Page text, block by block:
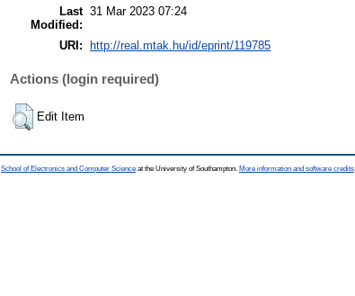
Last
Modified:
31 Mar 2023 07:24
URI: http://real.mtak.hu/id/eprint/119785
Actions (login required)
Edit Item
School of Electronics and Computer Science at the University of Southampton. More information and software credits